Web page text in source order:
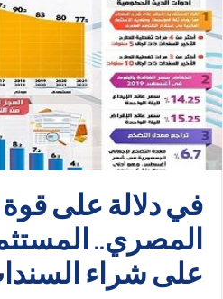
في دلالة على قوة
المصري..
على شراء